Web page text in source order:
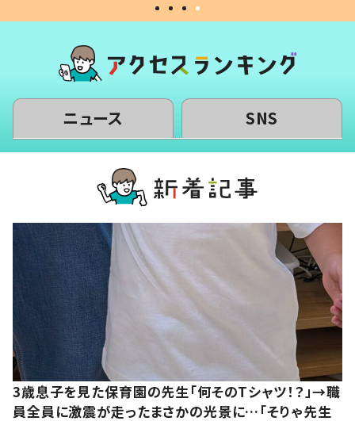
ニュース SNS
3歳息子を見た保育園の先生「何そのTシャツ！？」→職
員全員に激震が走ったまさかの光景に…「そりゃ先生